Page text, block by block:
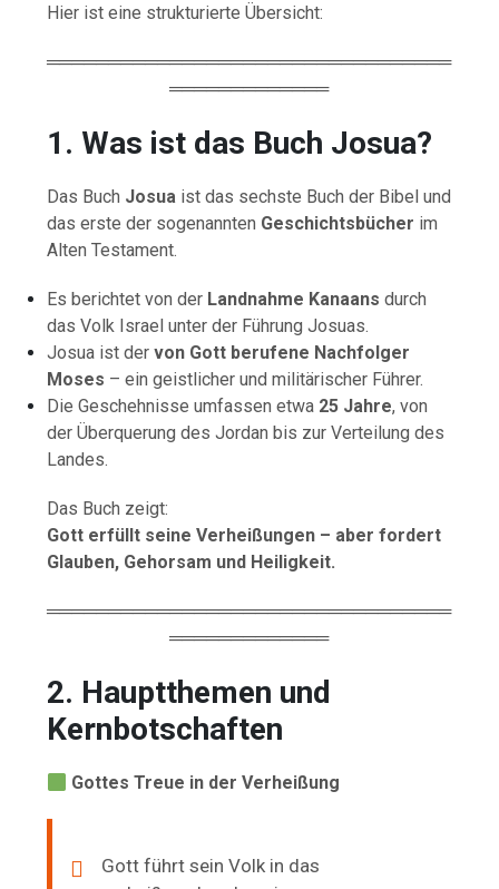
Hier ist eine strukturierte Übersicht:
═════════════════════════════════
═════════════
1. Was ist das Buch Josua?
Das Buch Josua ist das sechste Buch der Bibel und
das erste der sogenannten Geschichtsbücher im
Alten Testament.
Es berichtet von der Landnahme Kanaans durch
das Volk Israel unter der Führung Josuas.
Josua ist dervon Gott berufene Nachfolger
Moses – ein geistlicher und militärischer Führer.
Die Geschehnisse umfassen etwa 25 Jahre, von
der Überquerung des Jordan bis zur Verteilung des
Landes.
Das Buch zeigt:
Gott erfüllt seine Verheißungen – aber fordert
Glauben, Gehorsam und Heiligkeit.
═════════════════════════════════
═════════════
2. Hauptthemen und
Kernbotschaften
Gottes Treue in der Verheißung
Gott führt sein Volk in das